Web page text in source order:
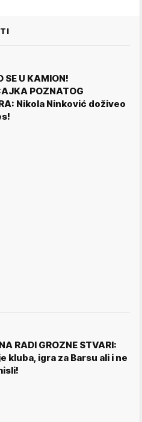
SE U KAMION!
POZNATOG
Nikola Ninković doživeo
RADI GROZNE STVARI:
kluba, igra za Barsu ali i ne